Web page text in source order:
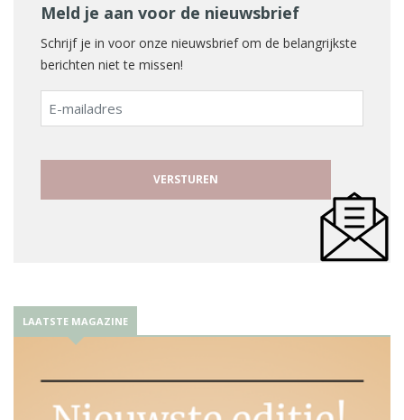
Meld je aan voor de nieuwsbrief
Schrijf je in voor onze nieuwsbrief om de belangrijkste
berichten niet te missen!
E-
mailadres
LAATSTE MAGAZINE